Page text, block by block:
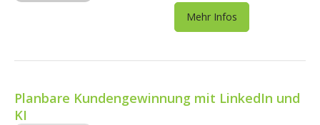
Mehr Infos
Planbare Kundengewinnung mit LinkedIn und
KI